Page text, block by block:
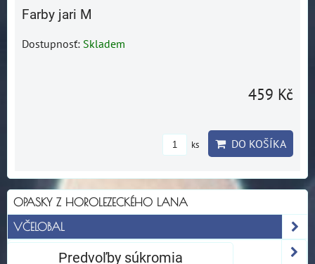
Farby jari M
Dostupnosť: Skladem
459 Kč
ks DO KOŠÍKA
OPASKY Z HOROLEZECKÉHO LANA
VČELOBAL
Predvoľby súkromia